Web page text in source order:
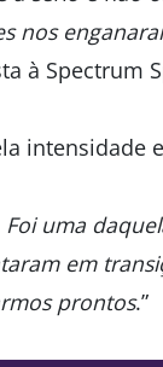
nos
à Spectrum
intensidade
uma
em
prontos.”